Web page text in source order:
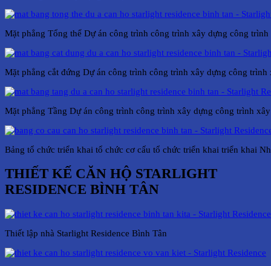
Mặt phẳng Tổng thể Dự án công trình công trình xây dựng công
Mặt phẳng cắt đứng Dự án công trình công trình xây dựng công
Mặt phẳng Tầng Dự án công trình công trình xây dựng công trình
Bảng tổ chức triển khai tổ chức cơ cấu tổ chức triển khai triển khai
THIẾT KẾ CĂN HỘ STARLIGHT
RESIDENCE BÌNH TÂN
Thiết lập nhà Starlight Residence Bình Tân